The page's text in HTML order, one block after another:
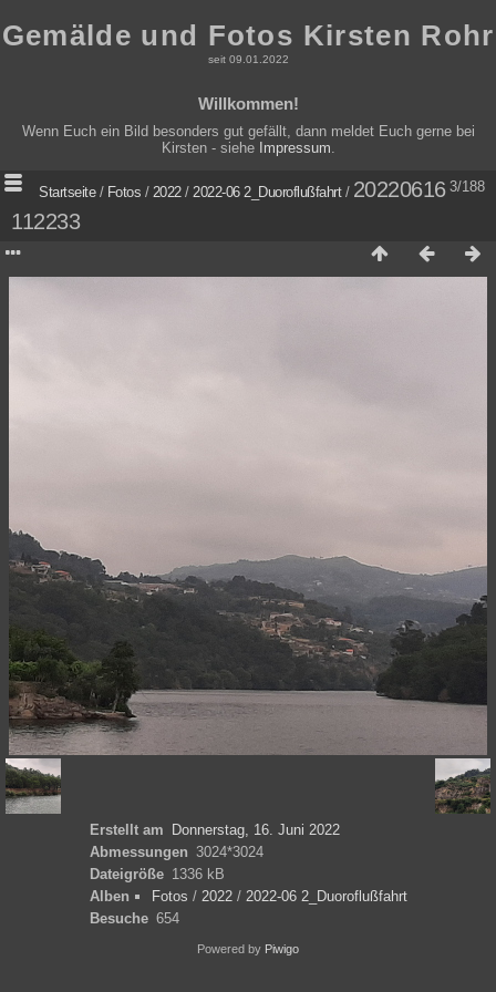
Gemälde und Fotos Kirsten Rohr
seit 09.01.2022
Willkommen!
Wenn Euch ein Bild besonders gut gefällt, dann meldet Euch gerne bei
Kirsten - siehe Impressum
3/188
Startseite/ Fotos / 2022/ 2022-06 2_Duoroflußfahrt/ 20220616
112233
Erstellt am
Donnerstag, 16. Juni 2022
Abmessungen 3024*3024
Dateigröße 1336 kB
Alben
Fotos / 2022/ 2022-06 2_Duoroflußfahrt
Besuche 654
Powered by Piwigo